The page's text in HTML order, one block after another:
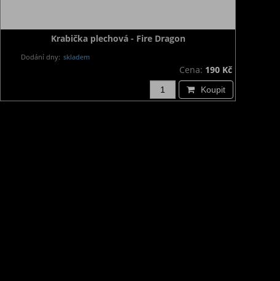
Krabička plechová - Fire Dragon
Dodání dny: skladem
Cena: 190 Kč
Koupit